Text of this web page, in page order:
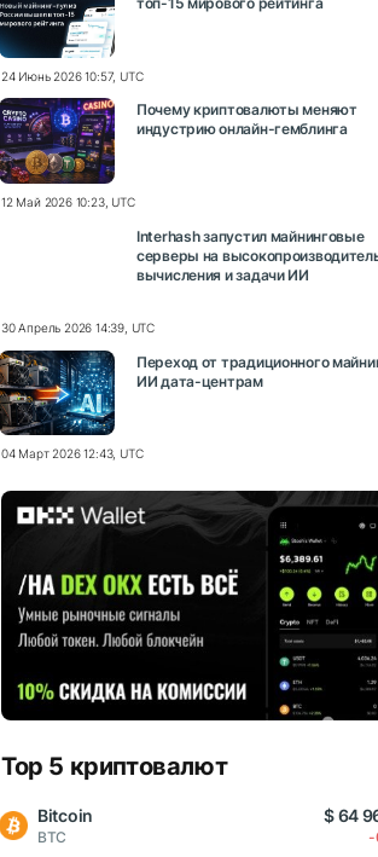
24 Июнь 2026 10:57, UTC
Почему криптовалюты меняют
индустрию онлайн-гемблинга
12 Май 2026 10:23, UTC
Interhash запустил майнинговые
серверы на
вычисления и задачи ИИ
30 Апрель 2026 14:39, UTC
Переход от традиционного
ИИ дата-центрам
04 Март 2026 12:43, UTC
Top 5 криптовалют
Bitcoin
BTC
$ 64
-